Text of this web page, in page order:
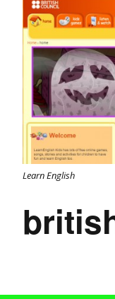
Learn English